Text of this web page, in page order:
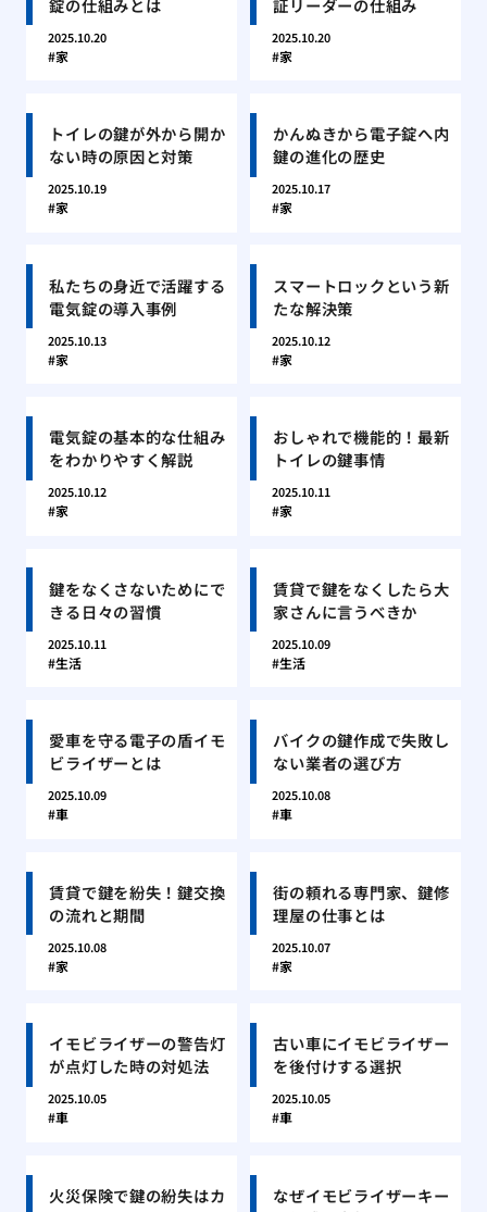
錠の仕組みとは
2025.10.20
家
証リーダーの仕組み
2025.10.20
家
トイレの鍵が外から開か
ない時の原因と対策
2025.10.19
家
かんぬきから電子錠へ内
鍵の進化の歴史
2025.10.17
家
私たちの身近で活躍する
電気錠の導入事例
2025.10.13
家
スマートロックという新
たな解決策
2025.10.12
家
電気錠の基本的な仕組み
をわかりやすく解説
2025.10.12
家
おしゃれで機能的！最新
トイレの鍵事情
2025.10.11
家
鍵をなくさないためにで
きる日々の習慣
2025.10.11
生活
賃貸で鍵をなくしたら大
家さんに言うべきか
2025.10.09
生活
愛車を守る電子の盾イモ
ビライザーとは
2025.10.09
車
バイクの鍵作成で失敗し
ない業者の選び方
2025.10.08
車
賃貸で鍵を紛失！鍵交換
の流れと期間
2025.10.08
家
街の頼れる専門家、鍵修
理屋の仕事とは
2025.10.07
家
イモビライザーの警告灯
が点灯した時の対処法
2025.10.05
車
古い車にイモビライザー
を後付けする選択
2025.10.05
車
火災保険で鍵の紛失はカ
なぜイモビライザーキー